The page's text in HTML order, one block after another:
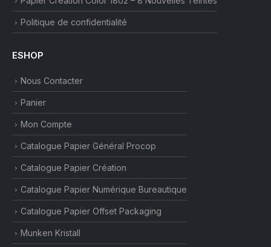
Politique de confidentialité
ESHOP
Nous Contacter
Panier
Mon Compte
Catalogue Papier Général Procop
Catalogue Papier Création
Catalogue Papier Numérique Bureautique
Catalogue Papier Offset Packaging
Munken Kristall